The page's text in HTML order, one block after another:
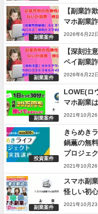
副業案件
【副業詐
マホ副業
2026年6月22日
副業案件
【深刻注
ペイ副業
2026年6月22日
副業案件
LOWE(ロ
マホ副業
2021年10月26
投資案件
きらめき
鍋薫の無
プロジェ
2021年10月26
副業案件
スマホ副
怪しい初
2021年10月23